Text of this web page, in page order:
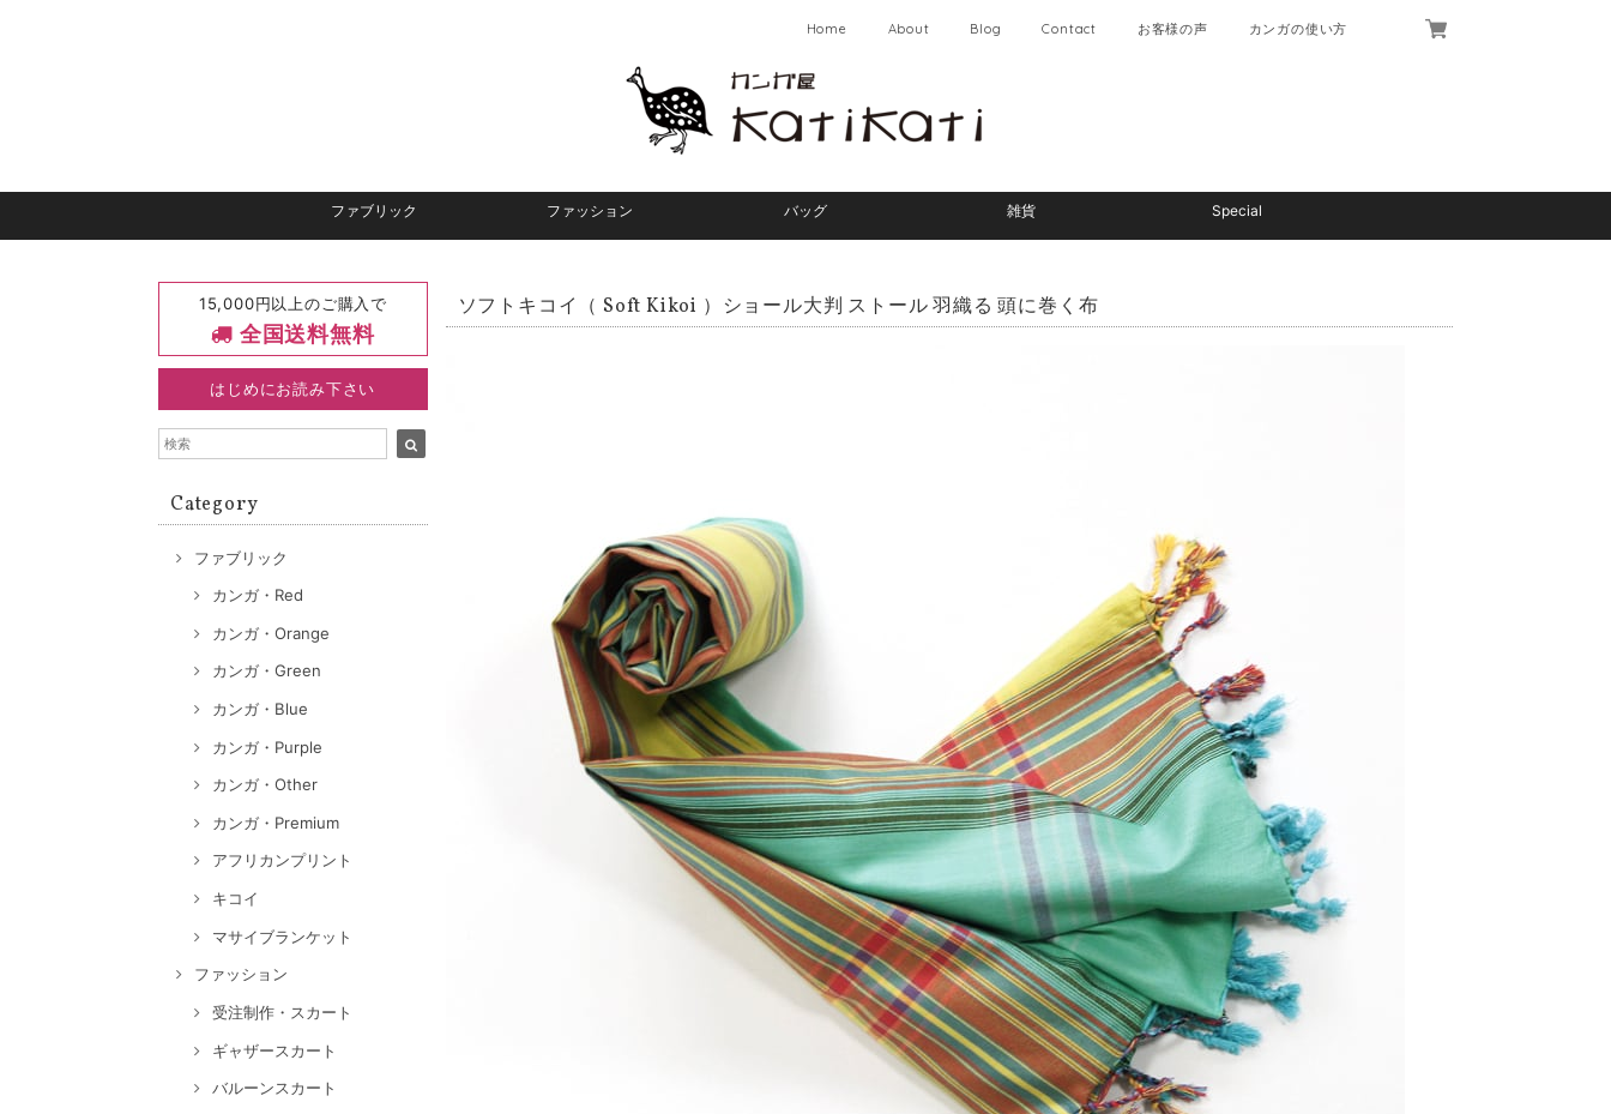
Home About Blog Contact お客様の声 カンガの使い方
ファブリック ファッション バッグ 雑貨 Special
15,000円以上のご購入で
全国送料無料
はじめにお読み下さい
Category
ファブリック
カンガ・Red
カンガ・Orange
カンガ・Green
カンガ・Blue
カンガ・Purple
カンガ・Other
カンガ・Premium
アフリカンプリント
キコイ
マサイブランケット
ファッション
受注制作・スカート
ギャザースカート
バルーンスカート
ソフトキコイ（ Soft Kikoi ）ショール大判 ストール 羽織る 頭に巻く布